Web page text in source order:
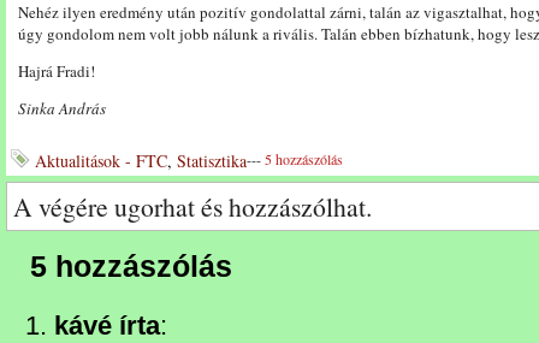
Nehéz ilyen eredmény után pozitív gondolattal zárni, talán az vigasztalhat,
úgy gondolom nem volt jobb nálunk a rivális. Talán ebben bízhatunk, hogy
Hajrá Fradi!
Sinka András
Aktualitások - FTC, Statisztika--- 5 hozzászólás
A végére ugorhat és hozzászólhat.
5 hozzászólás
kávé írta: